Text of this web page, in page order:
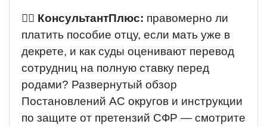
👨‍⚖️ КонсультантПлюс: правомерно ли
платить пособие отцу, если мать уже в
декрете, и как суды оценивают перевод
сотрудниц на полную ставку перед
родами? Развернутый обзор
Постановлений АС округов и инструкции
по защите от претензий СФР — смотрите